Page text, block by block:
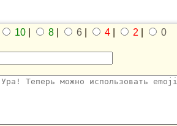
10| 8| 6| 4| 2
0